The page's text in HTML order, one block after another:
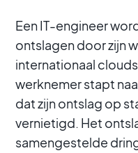
Een IT-engineer
ontslagen door zijn
internationaal
werknemer stapt
dat zijn ontslag op
vernietigd. Het
samengestelde